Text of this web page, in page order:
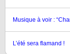
Musique à voir :
L’été sera flamand !